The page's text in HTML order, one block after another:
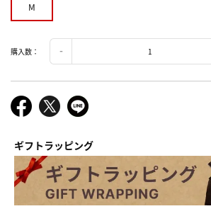
M
購入数：
ギフトラッピング